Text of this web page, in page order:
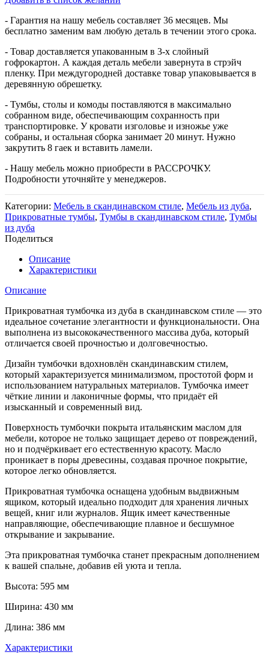
quantity
- Гарантия на нашу мебель составляет 36 месяцев. Мы
бесплатно заменим вам любую деталь в течении этого срока.
- Товар доставляется упакованным в 3-х слойный
гофрокартон. А каждая деталь мебели завернута в стрэйч
пленку. При междугородней доставке товар упаковывается в
деревянную обрешетку.
- Тумбы, столы и комоды поставляются в максимально
собранном виде, обеспечивающим сохранность при
транспортировке. У кровати изголовье и изножье уже
собраны, и остальная сборка занимает 20 минут. Нужно
закрутить 8 гаек и вставить ламели.
- Нашу мебель можно приобрести в РАССРОЧКУ.
Подробности уточняйте у менеджеров.
Категории: Мебель в скандинавском стиле, Мебель из дуба,
Прикроватные тумбы, Тумбы в скандинавском стиле, Тумбы
из дуба
Поделиться
Описание
Характеристики
Описание
Прикроватная тумбочка из дуба в скандинавском стиле — это
идеальное сочетание элегантности и функциональности. Она
выполнена из высококачественного массива дуба, который
отличается своей прочностью и долговечностью.
Дизайн тумбочки вдохновлён скандинавским стилем,
который характеризуется минимализмом, простотой форм и
использованием натуральных материалов. Тумбочка имеет
чёткие линии и лаконичные формы, что придаёт ей
изысканный и современный вид.
Поверхность тумбочки покрыта итальянским маслом для
мебели, которое не только защищает дерево от повреждений,
но и подчёркивает его естественную красоту. Масло
проникает в поры древесины, создавая прочное покрытие,
которое легко обновляется.
Прикроватная тумбочка оснащена удобным выдвижным
ящиком, который идеально подходит для хранения личных
вещей, книг или журналов. Ящик имеет качественные
направляющие, обеспечивающие плавное и бесшумное
открывание и закрывание.
Эта прикроватная тумбочка станет прекрасным дополнением
к вашей спальне, добавив ей уюта и тепла.
Высота: 595 мм
Ширина: 430 мм
Длина: 386 мм
Характеристики